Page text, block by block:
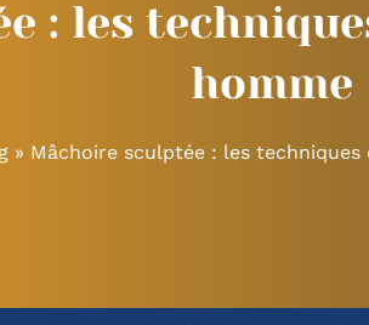
: les
homme
» Mâchoire sculptée : les